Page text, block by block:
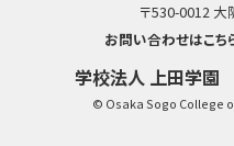
〒530-0012
お問い合わせはこち
学校法人 上田学園
© Osaka Sogo College